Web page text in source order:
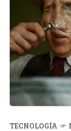
TECNOLOGÍA